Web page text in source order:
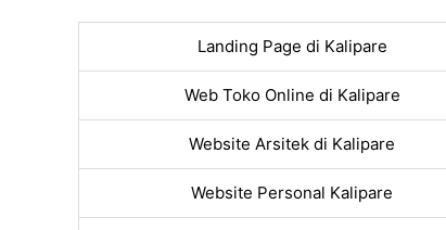
Landing Page di Kalipare
Web Toko Online di Kalipare
Website Arsitek di Kalipare
Website Personal Kalipare